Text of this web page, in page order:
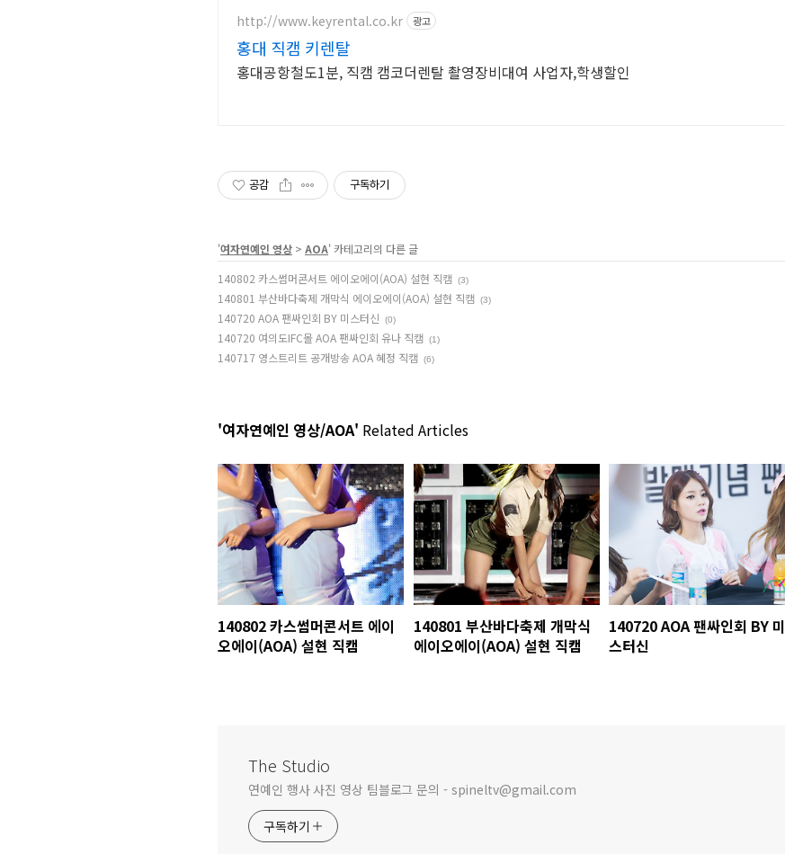
http://www.keyrental.co.kr 광고
홍대 직캠 키렌탈
홍대공항철도1분, 직캠 캠코더렌탈 촬영장비대여 사업자,학생할인
공감 구독하기
'여자연예인 영상 > AOA' 카테고리의 다른 글
140802 카스썸머콘서트 에이오에이(AOA) 설현 직캠 (3)
140801 부산바다축제 개막식 에이오에이(AOA) 설현 직캠 (3)
140720 AOA 팬싸인회 BY 미스터신 (0)
140720 여의도IFC몰 AOA 팬싸인회 유나 직캠 (1)
140717 영스트리트 공개방송 AOA 혜정 직캠 (6)
'여자연예인 영상/AOA' Related Articles
140802 카스썸머콘서트 에이
오에이(AOA) 설현 직캠
140801 부산바다축제 개막식
에이오에이(AOA) 설현 직캠
140720 AOA 팬싸인회 BY 미
스터신
The Studio
연예인 행사 사진 영상 팀블로그 문의 - spineltv@gmail.com
구독하기